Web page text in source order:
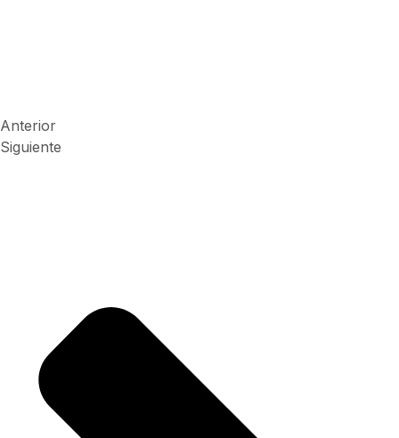
Anterior
Siguiente